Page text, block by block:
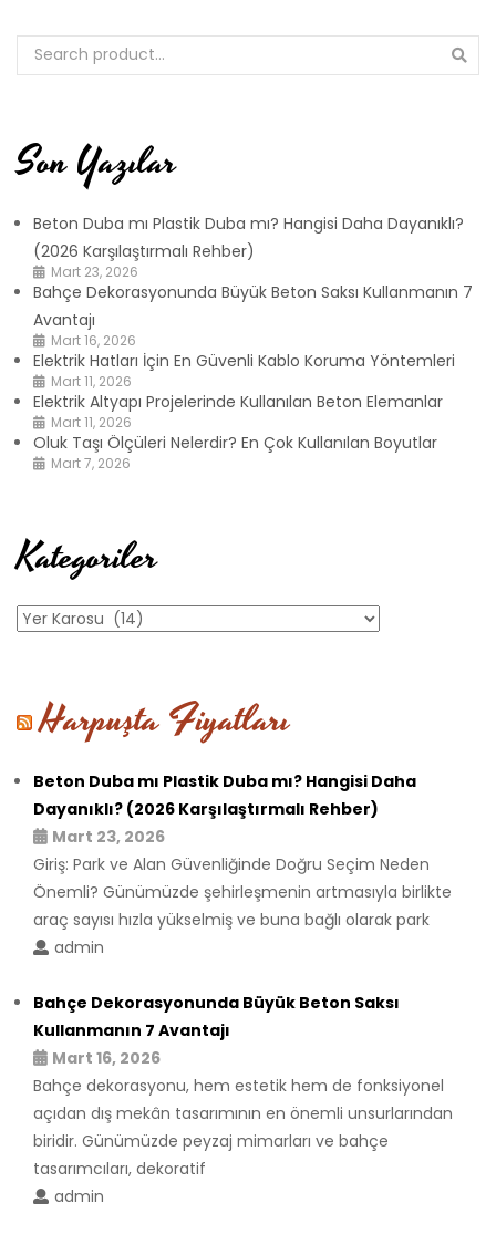
Son Yazılar
Beton Duba mı Plastik Duba mı? Hangisi Daha Dayanıklı?
(2026 Karşılaştırmalı Rehber)
Mart 23, 2026
Bahçe Dekorasyonunda Büyük Beton Saksı Kullanmanın 7
Avantajı
Mart 16, 2026
Elektrik Hatları İçin En Güvenli Kablo Koruma Yöntemleri
Mart 11, 2026
Elektrik Altyapı Projelerinde Kullanılan Beton Elemanlar
Mart 11, 2026
Oluk Taşı Ölçüleri Nelerdir? En Çok Kullanılan Boyutlar
Mart 7, 2026
Kategoriler
Kategoriler
Harpuşta Fiyatları
Beton Duba mı Plastik Duba mı? Hangisi Daha
Dayanıklı? (2026 Karşılaştırmalı Rehber)
Mart 23, 2026
Giriş: Park ve Alan Güvenliğinde Doğru Seçim Neden
Önemli? Günümüzde şehirleşmenin artmasıyla birlikte
araç sayısı hızla yükselmiş ve buna bağlı olarak park
admin
Bahçe Dekorasyonunda Büyük Beton Saksı
Kullanmanın 7 Avantajı
Mart 16, 2026
Bahçe dekorasyonu, hem estetik hem de fonksiyonel
açıdan dış mekân tasarımının en önemli unsurlarından
biridir. Günümüzde peyzaj mimarları ve bahçe
tasarımcıları, dekoratif
admin